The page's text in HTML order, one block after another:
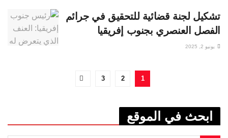
تشكيل لجنة قضائية للتحقيق في جرائم
الفصل العنصري بجنوب إفريقيا
يونيو 2, 2025
1
2
3
ابحث في الموقع